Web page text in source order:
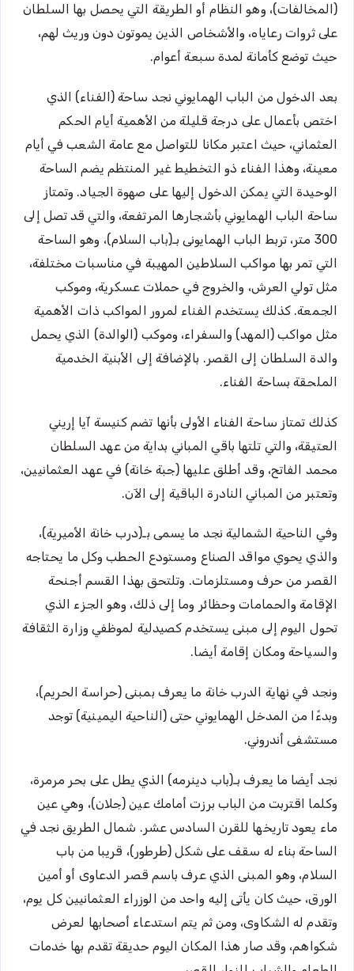
(المخالفات)، وهو النظام أو الطريقة التي يحصل بها السلطان
على ثروات رعاياه، والأشخاص الذين يموتون دون وريث لهم،
حيث توضع كأمانة لمدة سبعة أعوام.
بعد الدخول من الباب الهمايوني نجد ساحة (الفناء) الذي
اختص بأعمال على درجة قليلة من الأهمية أيام الحكم
العثماني، حيث اعتبر مكانا للتواصل مع عامة الشعب في أيام
معينة، وهذا الفناء ذو التخطيط غير المنتظم يضم الساحة
الوحيدة التي يمكن الدخول إليها على صهوة الجياد. وتمتاز
ساحة الباب الهمايوني بأشجارها المرتفعة، والتي قد تصل إلى
300 متر، تربط الباب الهمايونى بـ(باب السلام)، وهو الساحة
التي تمر بها مواكب السلاطين المهيبة في مناسبات مختلفة،
مثل تولي العرش، والخروج في حملات عسكرية، وموكب
الجمعة. كذلك يستخدم الفناء لمرور المواكب ذات الأهمية
مثل مواكب (المهد) والسفراء، وموكب (الوالدة) الذي يحمل
والدة السلطان إلى القصر. بالإضافة إلى الأبنية الخدمية
الملحقة بساحة الفناء.
كذلك تمتاز ساحة الفناء الأولى بأنها تضم كنيسة آيا إريني
العتيقة، والتي تلتها باقي المباني بداية من عهد السلطان
محمد الفاتح، وقد أطلق عليها (جبة خانة) في عهد العثمانيين،
وتعتبر من المباني النادرة الباقية إلى الآن.
وفي الناحية الشمالية نجد ما يسمى بـ(درب خانة الأميرية)،
والذي يحوي مواقد الصناع ومستودع الحطب وكل ما يحتاجه
القصر من حرف ومستلزمات. وتلتحق بهذا القسم أجنحة
الإقامة والحمامات وحظائر وما إلى ذلك، وهو الجزء الذي
تحول اليوم إلى مبنى يستخدم كصيدلية لموظفي وزارة الثقافة
والسياحة ومكان إقامة أيضا.
ونجد في نهاية الدرب خانة ما يعرف بمبنى (حراسة الحريم)،
وبدءًا من المدخل الهمايوني حتى (الناحية اليمينية) توجد
مستشفى أندروني.
نجد أيضا ما يعرف بـ(باب دينرمه) الذي يطل على بحر مرمرة،
وكلما اقتربت من الباب برزت أمامك عين (جلان)، وهي عين
ماء يعود تاريخها للقرن السادس عشر. شمال الطريق نجد في
الساحة بناء له سقف على شكل (طرطور)، قريبا من باب
السلام، وهو المبنى الذي عرف باسم قصر الدعاوى أو أمين
الورق، حيث كان يأتى إليه واحد من الوزراء العثمانيين كل يوم،
وتقدم له الشكاوى، ومن ثم يتم استدعاء أصحابها لعرض
شكواهم، وقد صار هذا المكان اليوم حديقة تقدم بها خدمات